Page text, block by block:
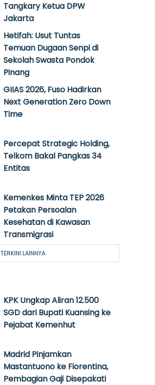
Tangkary Ketua DPW
Jakarta
Hetifah: Usut Tuntas
Temuan Dugaan Senpi di
Sekolah Swasta Pondok
Pinang
GIIAS 2026, Fuso Hadirkan
Next Generation Zero Down
Time
Percepat Strategic Holding,
Telkom Bakal Pangkas 34
Entitas
Kemenkes Minta TEP 2026
Petakan Persoalan
Kesehatan di Kawasan
Transmigrasi
TERKINI LAINNYA
KPK Ungkap Aliran 12.500
SGD dari Bupati Kuansing ke
Pejabat Kemenhut
Madrid Pinjamkan
Mastantuono ke Fiorentina,
Pembagian Gaji Disepakati